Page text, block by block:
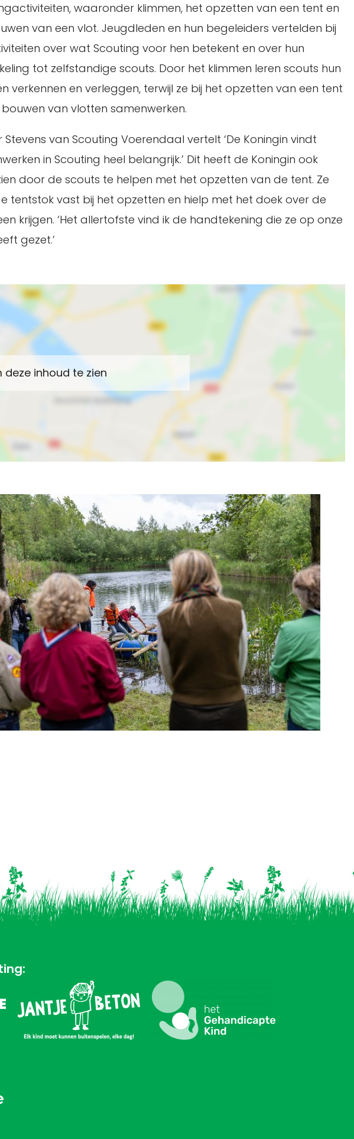
waaronder klimmen, het opzetten van een tent en
van een vlot. Jeugdleden en hun begeleiders vertelden bij
over wat Scouting voor hen betekent en over hun
tot zelfstandige scouts. Door het klimmen leren scouts hun
verkennen en verleggen, terwijl ze bij het opzetten van een tent
van vlotten samenwerken.
Stevens van Scouting Voerendaal vertelt ‘De Koningin vindt
in Scouting heel belangrijk.’ Dit heeft de Koningin ook
door de scouts te helpen met het opzetten van de tent. Ze
tentstok vast bij het opzetten en hielp met het doek over de
krijgen. ‘Het allertofste vind ik de handtekening die ze op onze
gezet.’